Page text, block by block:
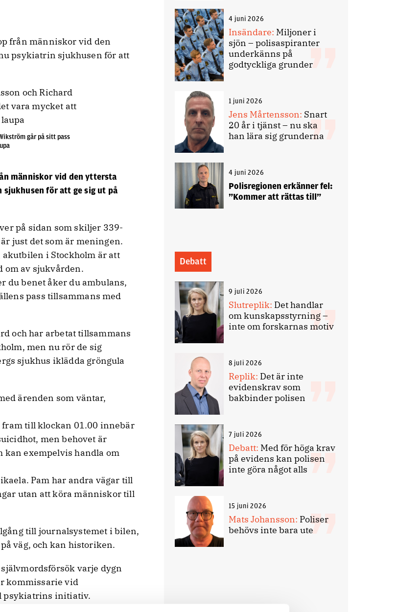
från människor vid den
psykiatrin sjukhusen för att
går på sitt pass
människor vid den yttersta
för att ge sig ut på
på sidan som skiljer 339-
just det som är meningen.
i Stockholm är att
om av sjukvården.
du benet åker du ambulans,
pass tillsammans med
och har arbetat tillsammans
men nu rör de sig
sjukhus iklädda gröngula
ärenden som väntar,
fram till klockan 01.00 innebär
men behovet är
kan exempelvis handla om
Pam har andra vägar till
utan att köra människor till
till journalsystemet i bilen,
väg, och kan historiken.
varje dygn
kommissarie vid
psykiatrins initiativ.
säger han.
4 juni 2026
Insändare: Miljoner i
sjön – polisaspiranter
underkänns på
godtyckliga grunder
1 juni 2026
Jens Mårtensson: Snart
20 år i tjänst – nu ska
han lära sig grunderna
4 juni 2026
Polisregionen erkänner fel:
”Kommer att rättas till”
Debatt
9 juli 2026
Slutreplik: Det handlar
om kunskapsstyrning –
inte om forskarnas motiv
8 juli 2026
Replik: Det är inte
evidenskrav som
bakbinder polisen
7 juli 2026
Debatt: Med för höga krav
på evidens kan polisen
inte göra något alls
15 juni 2026
Mats Johansson: Poliser
behövs inte bara ute